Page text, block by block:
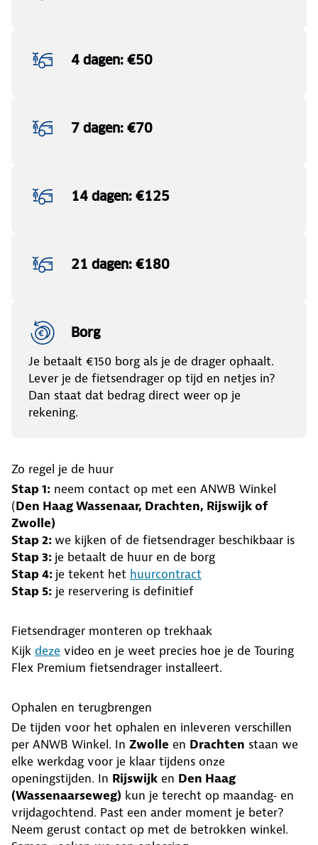
4 dagen: €50
7 dagen: €70
14 dagen: €125
21 dagen: €180
Borg
Je betaalt €150 borg als je de drager ophaalt.
Lever je de fietsendrager op tijd en netjes in?
Dan staat dat bedrag direct weer op je
rekening.
Zo regel je de huur
Stap 1: neem contact op met een ANWB Winkel
(Den Haag Wassenaar, Drachten, Rijswijk of
Zwolle)
Stap 2: we kijken of de fietsendrager beschikbaar is
Stap 3: je betaalt de huur en de borg
Stap 4: je tekent het huurcontract
Stap 5: je reservering is definitief
Fietsendrager monteren op trekhaak
Kijk deze video en je weet precies hoe je de Touring
Flex Premium fietsendrager installeert.
Ophalen en terugbrengen
De tijden voor het ophalen en inleveren verschillen
per ANWB Winkel. In Zwolle en Drachten staan we
elke werkdag voor je klaar tijdens onze
openingstijden. In Rijswijk en Den Haag
(Wassenaarseweg) kun je terecht op maandag‑ en
vrijdagochtend. Past een ander moment je beter?
Neem gerust contact op met de betrokken winkel.